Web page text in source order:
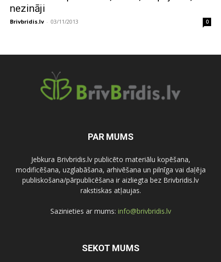
nezināji
Brivbridis.lv - 03/11/2013 0
PAR MUMS
Jebkura Brivbridis.lv publicēto materiālu kopēšana,
modificēšana, uzglabāšana, arhivēšana un pilnīga vai daļēja
publiskošana/pārpublicēšana ir aizliegta bez Brivbridis.lv
rakstiskas atļaujas.
Sazinieties ar mums: info@brivbridis.lv
SEKOT MUMS